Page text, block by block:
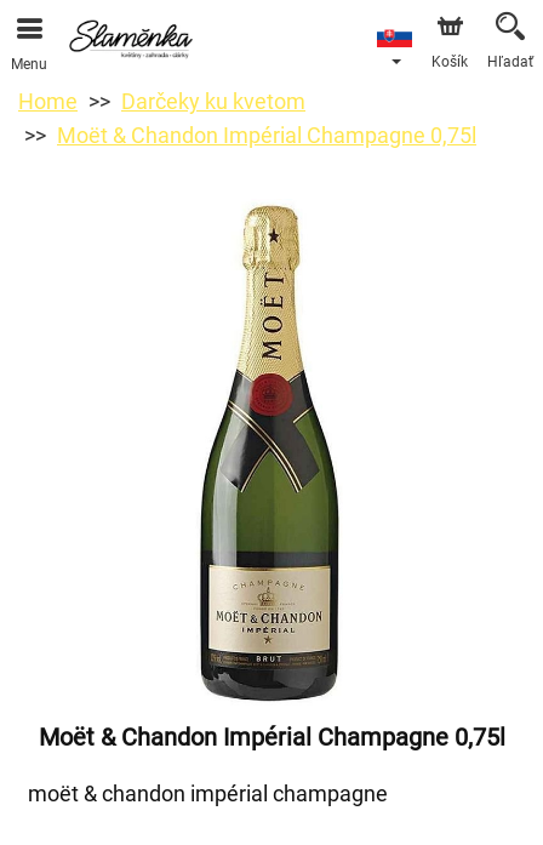
Menu Košík Hľadať
Home
Darčeky ku kvetom
Moët & Chandon Impérial Champagne 0,75l
Moët & Chandon Impérial Champagne 0,75l
moët & chandon impérial champagne